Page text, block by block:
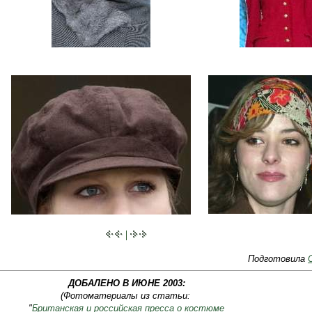
|
Подготовила
ДОБАЛЕНО В ИЮНЕ 2003:
(Фотоматериалы из статьи:
"Британская и российская пресса о костюме